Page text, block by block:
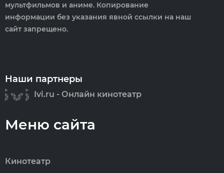
мультфильмов и аниме. Копирование
информации без указания явной ссылки на наш
сайт запрещено.
Наши партнеры
Ivi.ru - Онлайн кинотеатр
Меню сайта
Кинотеатр